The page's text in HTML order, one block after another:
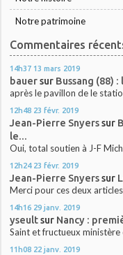
Notre patrimoine
Commentaires
14h37 13 mars 2019
bauersur Bussang (88)
après le pavillon de le
12h48 23 févr. 2019
Jean-Pierre Snyerssur
le...
Oui, total soutien à J-F
12h24 23 févr. 2019
Jean-Pierre Snyerssur
Merci pour ces deux
14h16 29 janv. 2019
yseultsur Nancy :
Saint et fructueux ministère
11h08 22 janv. 2019